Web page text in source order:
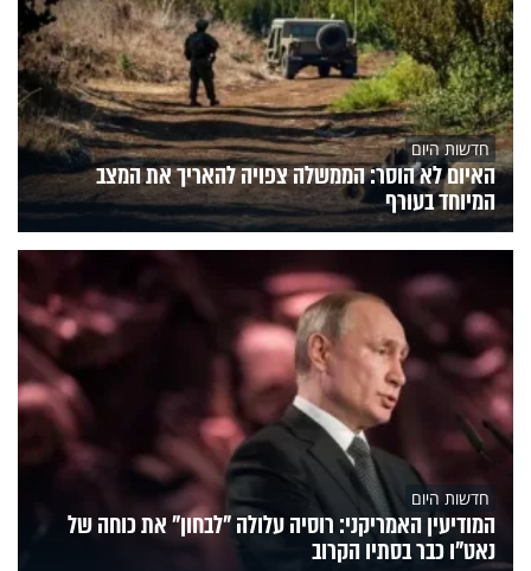
חדשות היום
האיום לא הוסר: הממשלה צפויה להאריך את המצב
המיוחד בעורף
חדשות היום
המודיעין האמריקני: רוסיה עלולה "לבחון" את כוחה של
נאט"ו כבר בסתיו הקרוב